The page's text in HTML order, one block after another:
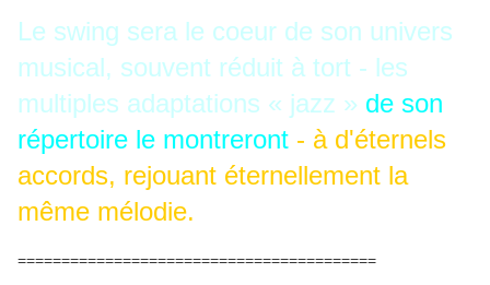
Le swing sera le coeur de son univers
musical, souvent réduit à tort - les
multiples adaptations « jazz » de son
répertoire le montreront - à d'éternels
accords, rejouant éternellement la
même mélodie.
=========================================